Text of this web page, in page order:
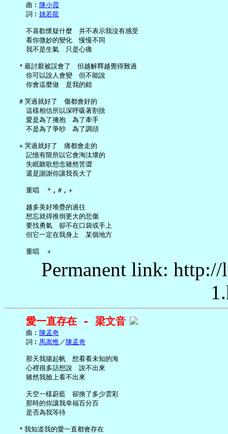
     曲︰
陳小霞
     詞︰
姚若龍
     不喜歡懷疑什麼　并不表示我沒有感受
     看你微妙的變化　慢慢不同
     我不是生氣　只是心痛
   ＊最討厭被誤會了　但越解釋越覺得難過
     你可以說人會變　但不能說
     你會這麼做　是我的錯
   ＃哭過就好了　傷都會好的
     這樣相信所以深呼吸著割捨
     愛是為了擁抱　為了牽手
     不是為了爭吵　為了調頭
   ＋哭過就好了　痛都會走的
     記憶有限所以它會淘汰壞的
     失眠聽歌想念雖然苦澀
     還是謝謝你讓我長大了
     重唱　＊,＃,＋
     越多美好堆疊的過往
     想忘就得推倒更大的悲傷
     要找勇氣　卻不在口袋或手上
     但它一定在我身上　某個地方
Permanent link:
愛一直存在 - 梁文音
     曲︰
陳孟奇
     詞︰
馬嵩惟／ 陳孟奇
     那天我揚起帆　想看看未知的海
     心裡很多話想說　說不出來
     雖然我臉上看不出來
     天空一樣蔚藍　卻換了多少雲彩
     那時的你讓我幸福百分百
     是否為我等待
   ＊我知道我的愛一直都會存在